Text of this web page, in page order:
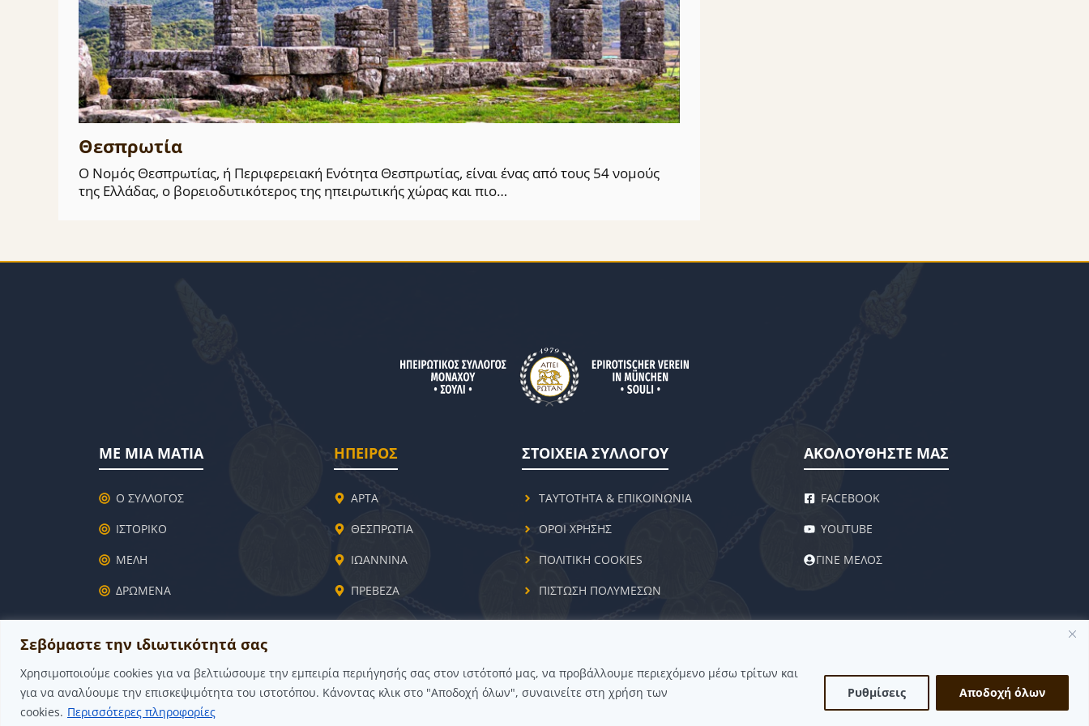
Σεβόμαστε την ιδιωτικότητά σας
Χρησιμοποιούμε cookies για να βελτιώσουμε την εμπειρία περιήγησής σας στον ιστότοπό μας, να προβάλλουμε περιεχόμενο μέσω τρίτων και
για να αναλύουμε την επισκεψιμότητα του ιστοτόπου. Κάνοντας κλικ στο "Αποδοχή όλων", συναινείτε στη χρήση των
cookies. Περισσότερες πληροφορίες
Ρυθμίσεις Αποδοχή όλων
Θεσπρωτία
Ο Νομός Θεσπρωτίας, ή Περιφερειακή Ενότητα Θεσπρωτίας, είναι ένας από τους 54 νομούς
της Ελλάδας, ο βορειοδυτικότερος της ηπειρωτικής χώρας και πιο…
ΜΕ ΜΙΑ ΜΑΤΙΑ
Ο ΣΥΛΛΟΓΟΣ
ΙΣΤΟΡΙΚΟ
ΜΕΛΗ
ΔΡΩΜΕΝΑ
ΗΠΕΙΡΟΣ
ΑΡΤΑ
ΘΕΣΠΡΩΤΙΑ
ΙΩΑΝΝΙΝΑ
ΠΡΕΒΕΖΑ
ΣΤΟΙΧΕΙΑ ΣΥΛΛΟΓΟΥ
ΤΑΥΤΟΤΗΤΑ & ΕΠΙΚΟΙΝΩΝΙΑ
ΟΡΟΙ ΧΡΗΣΗΣ
ΠΟΛΙΤΙΚΗ COOKIES
ΠΙΣΤΩΣΗ ΠΟΛΥΜΕΣΩΝ
ΑΚΟΛΟΥΘΗΣΤΕ ΜΑΣ
FACEBOOK
YOUTUBE
ΓΙΝΕ ΜΕΛΟΣ
© 2026 ΗΠΕΙΡΩΤΙΚΟΣ ΣΥΛΛΟΓΟΣ ΜΟΝΑΧΟΥ "ΣΟΥΛΙ"
ΔΗΛΩΣΗ ΠΡΟΣΒΑΣΙΜΟΤΗΤΑΣ